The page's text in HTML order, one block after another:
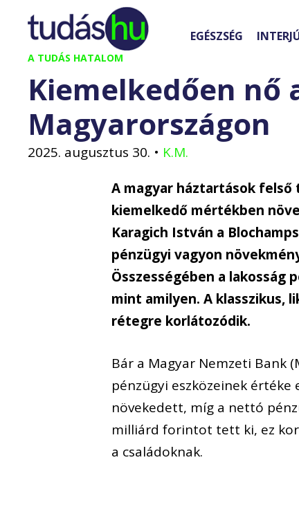
Kilépés
tartalomba
A TUDÁS HATALOM
EGÉSZSÉG
Kiemelkedően nő
Magyarországon
2025. augusztus 30. • K.M.
A magyar háztartások felső
kiemelkedő mértékben
Karagich István a
pénzügyi vagyon
Összességében a lakosság
mint amilyen. A klasszikus,
rétegre korlátozódik.
Bár a Magyar Nemzeti Bank
pénzügyi eszközeinek
növekedett, míg a nettó
milliárd forintot tett ki, ez
a családoknak.